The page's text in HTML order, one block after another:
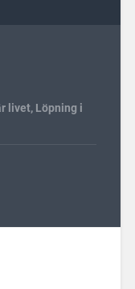
livet, Löpning i